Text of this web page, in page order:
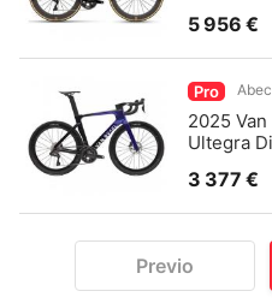
5 956 €
Pro
2025
Ultegra
3 377 €
Previo